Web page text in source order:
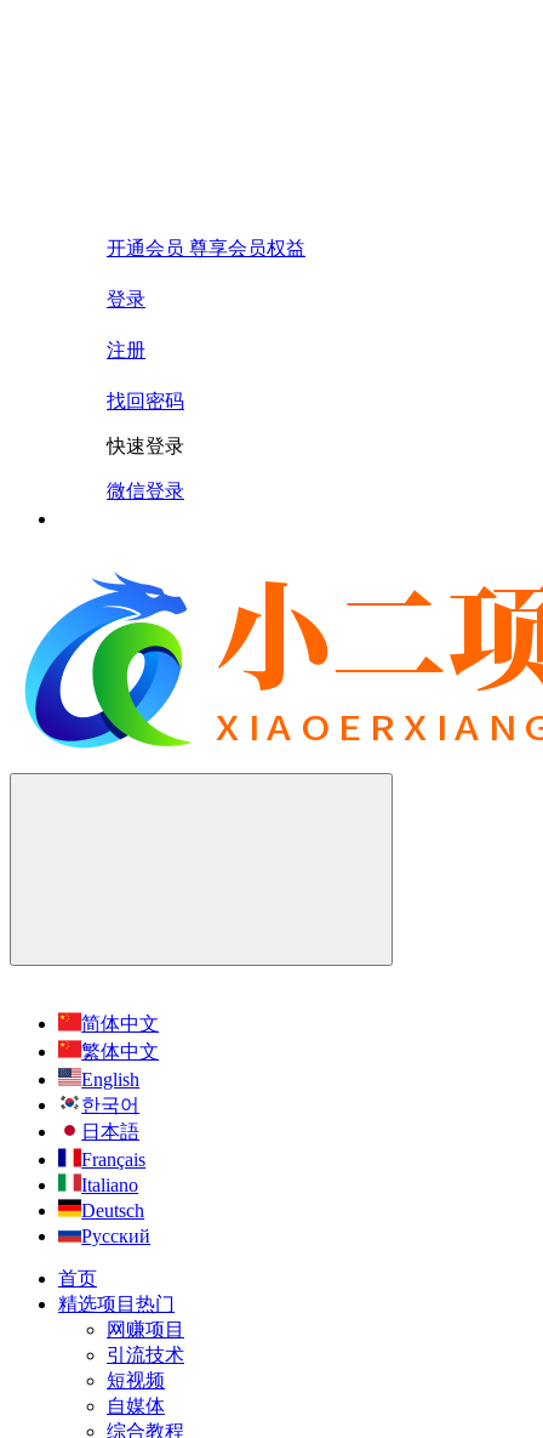
开通会员 尊享会员权益
登录
注册
找回密码
快速登录
微信登录
简体中文
繁体中文
English
한국어
日本語
Français
Italiano
Deutsch
Русский
首页
精选项目 热门
网赚项目
引流技术
短视频
自媒体
综合教程